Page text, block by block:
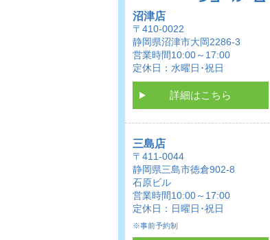
沼津店
〒410-0022
静岡県沼津市大岡2286-3
営業時間10:00～17:00
定休日：水曜日･祝日
詳細はこちら
三島店
〒411-0044
静岡県三島市徳倉902-8
石原ビル
営業時間10:00～17:00
定休日：日曜日･祝日
※事前予約制